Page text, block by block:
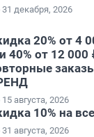
декабря, 2026
20% от 4
40% от 12
августа, 2026
10% на
августа, 2026